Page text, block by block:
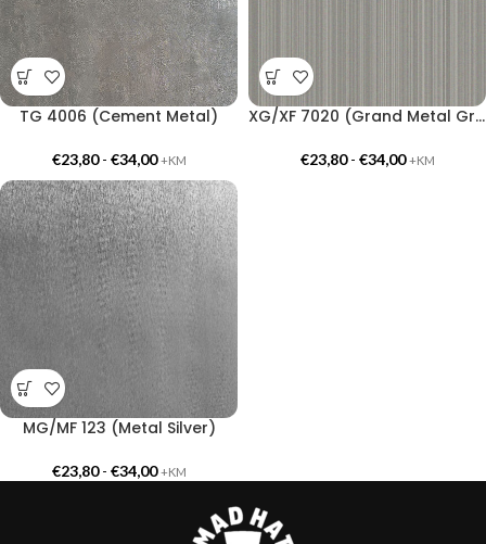
TG 4006 (Cement Metal)
€23,80- €34,00 +KM
XG/XF 7020 (Grand Metal Gray)
€23,80- €34,00 +KM
MG/MF 123 (Metal Silver)
€23,80- €34,00 +KM